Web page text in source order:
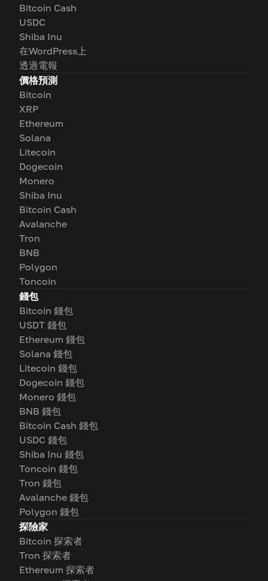
Bitcoin Cash
USDC
Shiba Inu
在WordPress上
透過電報
價格預測
Bitcoin
XRP
Ethereum
Solana
Litecoin
Dogecoin
Monero
Shiba Inu
Bitcoin Cash
Avalanche
Tron
BNB
Polygon
Toncoin
錢包
Bitcoin 錢包
USDT 錢包
Ethereum 錢包
Solana 錢包
Litecoin 錢包
Dogecoin 錢包
Monero 錢包
BNB 錢包
Bitcoin Cash 錢包
USDC 錢包
Shiba Inu 錢包
Toncoin 錢包
Tron 錢包
Avalanche 錢包
Polygon 錢包
探險家
Bitcoin 探索者
Tron 探索者
Ethereum 探索者